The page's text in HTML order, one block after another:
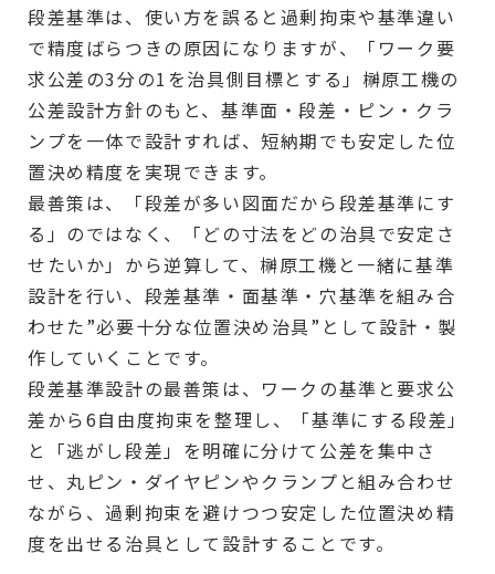
段差基準は、使い方を誤ると過剰拘束や基準違い
で精度ばらつきの原因になりますが、「ワーク要
求公差の3分の1を治具側目標とする」榊原工機の
公差設計方針のもと、基準面・段差・ピン・クラ
ンプを一体で設計すれば、短納期でも安定した位
置決め精度を実現できます。
最善策は、「段差が多い図面だから段差基準にす
る」のではなく、「どの寸法をどの治具で安定さ
せたいか」から逆算して、榊原工機と一緒に基準
設計を行い、段差基準・面基準・穴基準を組み合
わせた”必要十分な位置決め治具”として設計・製
作していくことです。
段差基準設計の最善策は、ワークの基準と要求公
差から6自由度拘束を整理し、「基準にする段差」
と「逃がし段差」を明確に分けて公差を集中さ
せ、丸ピン・ダイヤピンやクランプと組み合わせ
ながら、過剰拘束を避けつつ安定した位置決め精
度を出せる治具として設計することです。